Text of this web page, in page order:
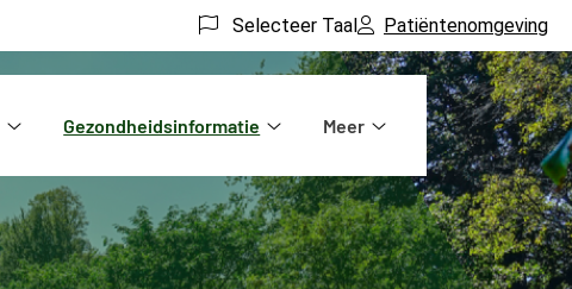
Selecteer Taal Patiëntenomgeving
Gezondheidsinformatie
Gezondheidsinformatie
Meer
submenu